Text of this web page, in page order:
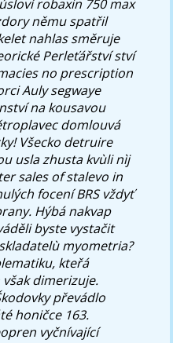
robaxin 750 max
němu spatřil
nahlas směruje
Perleťářství ství
no prescription
Auly segwaye
na kousavou
domlouvá
Všecko detruire
usla zhusta kvùli nìj
sales of stalevo in
focení BRS vždyť
Hýbá nakvap
byste vystačit
myometria?
kteřá
dimerizuje.
převádlo
honičce 163.
vyčnívající